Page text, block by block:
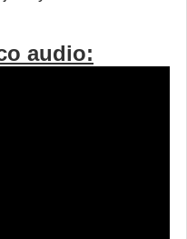
audio: